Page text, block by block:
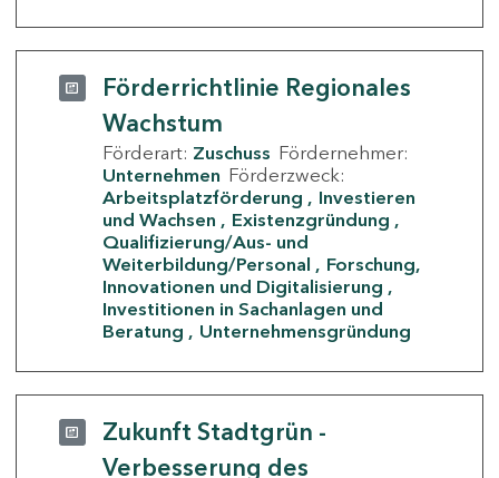
Förderrichtlinie Regionales
Wachstum
Förderart: Zuschuss Fördernehmer:
Unternehmen Förderzweck:
Arbeitsplatzförderung
Investieren
und Wachsen
Existenzgründung
Qualifizierung/Aus- und
Weiterbildung/Personal
Forschung,
Innovationen und Digitalisierung
Investitionen in Sachanlagen und
Beratung
Unternehmensgründung
Zukunft Stadtgrün -
Verbesserung des